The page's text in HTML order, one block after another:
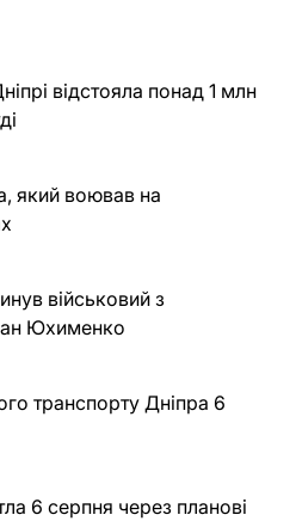
відстояла понад 1 млн
який воював на
військовий з
Юхименко
транспорту Дніпра 6
6 серпня через планові